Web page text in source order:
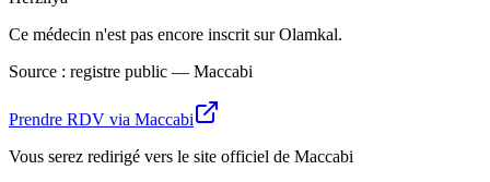
Ce médecin n'est pas encore inscrit sur Olamkal.
Source : registre public — Maccabi
Prendre RDV via Maccabi
Vous serez redirigé vers le site officiel de Maccabi